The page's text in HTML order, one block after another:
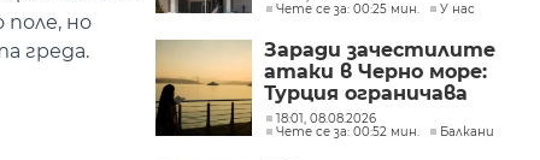
но
греда.
Чете се за: 00:25 мин.
У нас
Заради зачестилите
атаки в Черно море:
Турция ограничава
движението на
търговските кораби
18:01, 08.08.2026
Чете се за: 00:52 мин.
Балкани